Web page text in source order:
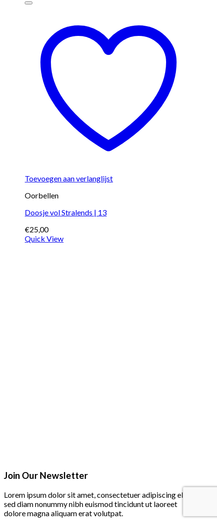
Toevoegen aan verlanglijst
Oorbellen
Doosje vol Stralends | 13
€25,00
Quick View
Join Our Newsletter
Lorem ipsum dolor sit amet, consectetuer adipiscing elit,
sed diam nonummy nibh euismod tincidunt ut laoreet
dolore magna aliquam erat volutpat.